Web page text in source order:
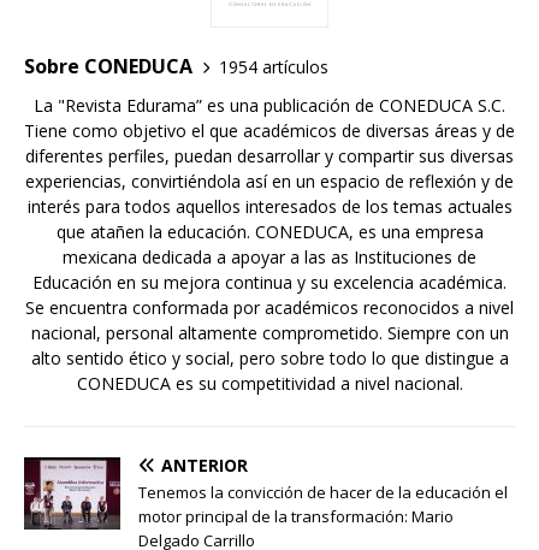
Sobre CONEDUCA
1954 artículos
La "Revista Edurama” es una publicación de CONEDUCA S.C.
Tiene como objetivo el que académicos de diversas áreas y de
diferentes perfiles, puedan desarrollar y compartir sus diversas
experiencias, convirtiéndola así en un espacio de reflexión y de
interés para todos aquellos interesados de los temas actuales
que atañen la educación. CONEDUCA, es una empresa
mexicana dedicada a apoyar a las as Instituciones de
Educación en su mejora continua y su excelencia académica.
Se encuentra conformada por académicos reconocidos a nivel
nacional, personal altamente comprometido. Siempre con un
alto sentido ético y social, pero sobre todo lo que distingue a
CONEDUCA es su competitividad a nivel nacional.
ANTERIOR
Tenemos la convicción de hacer de la educación el
motor principal de la transformación: Mario
Delgado Carrillo